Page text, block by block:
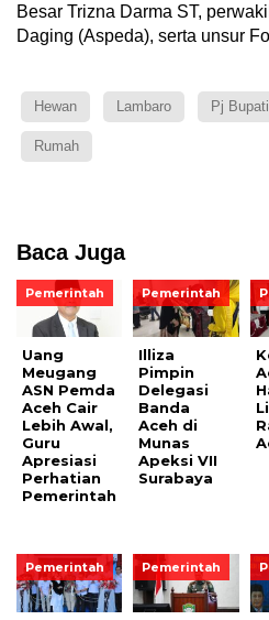
Besar Trizna Darma ST,
Daging (Aspeda), serta unsur
Hewan Lambaro Pj
Rumah
Baca Juga
Pemerintah
Uang
Meugang
ASN Pemda
Aceh Cair
Lebih Awal,
Guru
Apresiasi
Perhatian
Pemerintah
Pemerintah
Illiza
Pimpin
Delegasi
Banda
Aceh di
Munas
Apeksi VII
Surabaya
Pemerintah Pemerintah